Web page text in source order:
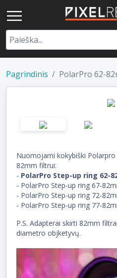
Pagrindinis PolarPro 62-
Nuomojami kokybiški
82mm filtrui:
- PolarPro Step-up ring 62-
- PolarPro Step-up ring 67-
- PolarPro Step-up ring 72-
- PolarPro Step-up ring 77-
P.S. Adapterai skirti 82mm
diametro objketyvų.